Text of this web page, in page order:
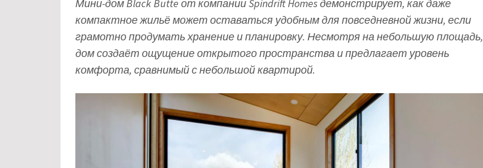
Мини-дом Black Butte от компании Spindrift Homes демонстрирует, как даже
компактное жильё может оставаться удобным для повседневной жизни, если
грамотно продумать хранение и планировку. Несмотря на небольшую площадь,
дом создаёт ощущение открытого пространства и предлагает уровень
комфорта, сравнимый с небольшой квартирой.